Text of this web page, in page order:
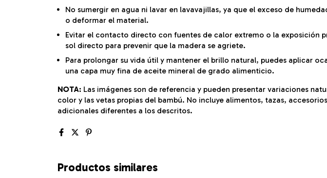
No sumergir en agua ni lavar en lavavajillas, ya que el exceso de
o deformar el material.
Evitar el contacto directo con fuentes de calor extremo o la exposición
sol directo para prevenir que la madera se agriete.
Para prolongar su vida útil y mantener el brillo natural, puedes aplicar
una capa muy fina de aceite mineral de grado alimenticio.
NOTA: Las imágenes son de referencia y pueden presentar variaciones
color y las vetas propias del bambú. No incluye alimentos, tazas,
adicionales diferentes a los descritos.
Productos similares